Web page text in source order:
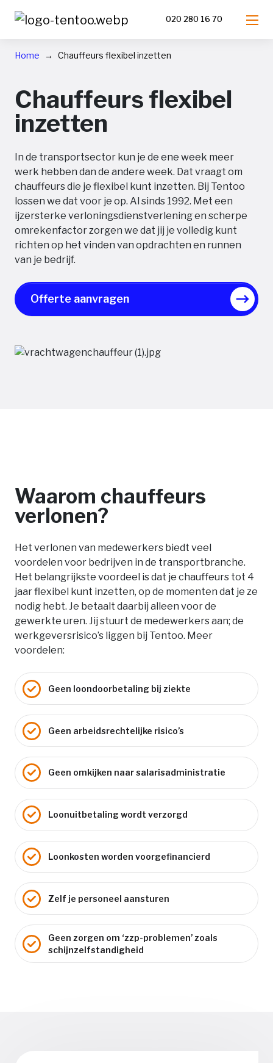
020 280 16 70
Home Chauffeurs flexibel inzetten
Chauffeurs flexibel
inzetten
In de transportsector kun je de ene week meer
werk hebben dan de andere week. Dat vraagt om
chauffeurs die je flexibel kunt inzetten. Bij Tentoo
lossen we dat voor je op. Al sinds 1992. Met een
ijzersterke verloningsdienstverlening en scherpe
omrekenfactor zorgen we dat jij je volledig kunt
richten op het vinden van opdrachten en runnen
van je bedrijf.
Offerte aanvragen
Waarom chauffeurs
verlonen?
Het verlonen van medewerkers biedt veel
voordelen voor bedrijven in de transportbranche.
Het belangrijkste voordeel is dat je chauffeurs tot 4
jaar flexibel kunt inzetten, op de momenten dat je ze
nodig hebt. Je betaalt daarbij alleen voor de
gewerkte uren. Jij stuurt de medewerkers aan; de
werkgeversrisico’s liggen bij Tentoo. Meer
voordelen:
Geen loondoorbetaling bij ziekte
Geen arbeidsrechtelijke risico’s
Geen omkijken naar salarisadministratie
Loonuitbetaling wordt verzorgd
Loonkosten worden voorgefinancierd
Zelf je personeel aansturen
Geen zorgen om ‘zzp-problemen’ zoals
schijnzelfstandigheid